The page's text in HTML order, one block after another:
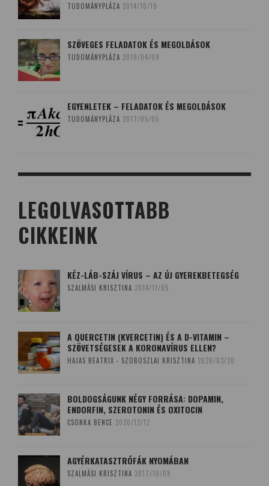
TUDOMÁNYPLÁZA 2014/10/19
SZÖVEGES FELADATOK ÉS MEGOLDÁSOK
TUDOMÁNYPLÁZA 2019/04/09
EGYENLETEK – FELADATOK ÉS MEGOLDÁSOK
TUDOMÁNYPLÁZA 2017/05/05
LEGOLVASOTTABB
CIKKEINK
KÉZ-LÁB-SZÁJ VÍRUS – AZ ÚJ GYEREKBETEGSÉG
SZALMÁSI KRISZTINA 2014/11/05
A QUERCETIN (KVERCETIN) ÉS A D-VITAMIN –
SZÖVETSÉGESEK A KORONAVÍRUS ELLEN?
HAJAS BEATRIX - SZOBOSZLAI KRISZTINA 2020/03/20
BOLDOGSÁGUNK NÉGY FORRÁSA: DOPAMIN,
ENDORFIN, SZEROTONIN ÉS OXITOCIN
CSONKA BENCE 2020/12/12
AGYÉRKATASZTRÓFÁK NYOMÁBAN
SZALMÁSI KRISZTINA 2017/10/08